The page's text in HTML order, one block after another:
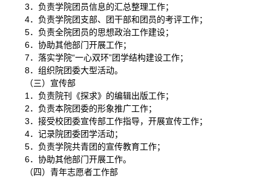
3．负责学院团员信息的汇总整理工作；
4．负责学院团支部、团干部和团员的考评工作；
5．负责全院团员的思想政治工作建设；
6．协助其他部门开展工作；
7．落实学院“一心双环”团学结构建设工作；
8．组织院团委大型活动。
（三）宣传部
1．负责院刊《探求》的编辑出版工作；
2．负责本院团委的形象推广工作；
3．接受校团委宣传部工作指导，开展宣传工作；
4．记录院团委团学活动；
5．负责学院共青团的宣传教育工作；
6．协助其他部门开展工作。
（四）青年志愿者工作部